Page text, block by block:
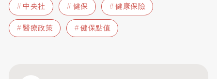
中央社 健保
健康保險
醫療政策
健保點值